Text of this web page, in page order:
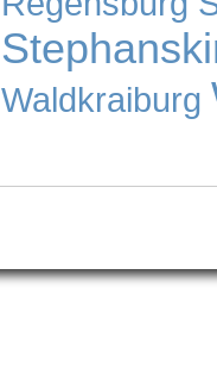
Waldkraiburg